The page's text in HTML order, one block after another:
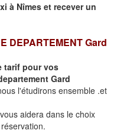
à Nîmes et recever un
DEPARTEMENT Gard
tarif pour vos
Gard
l'étudirons ensemble .et
aidera dans le choix